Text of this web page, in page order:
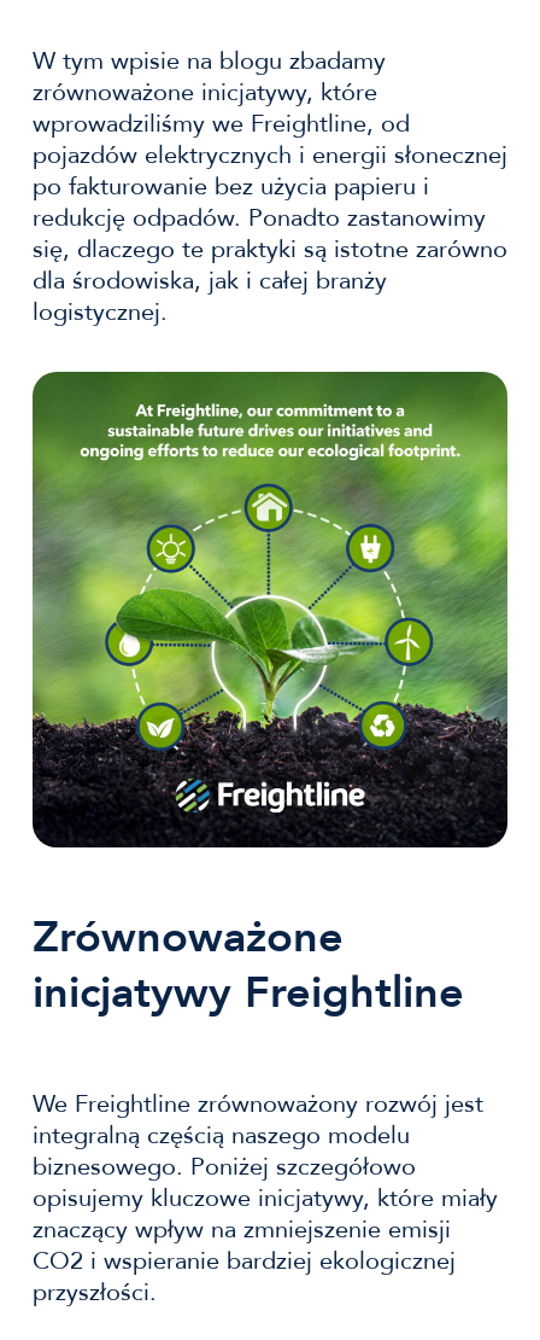
W tym wpisie na blogu zbadamy
zrównoważone inicjatywy, które
wprowadziliśmy we Freightline, od
pojazdów elektrycznych i energii słonecznej
po fakturowanie bez użycia papieru i
redukcję odpadów. Ponadto zastanowimy
się, dlaczego te praktyki są istotne zarówno
dla środowiska, jak i całej branży
logistycznej.
Zrównoważone
inicjatywy Freightline
We Freightline zrównoważony rozwój jest
integralną częścią naszego modelu
biznesowego. Poniżej szczegółowo
opisujemy kluczowe inicjatywy, które miały
znaczący wpływ na zmniejszenie emisji
CO2 i wspieranie bardziej ekologicznej
przyszłości.